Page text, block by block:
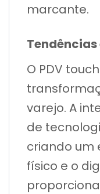
marcante.
O PDV
varejo. A
de
criando um
físico e o